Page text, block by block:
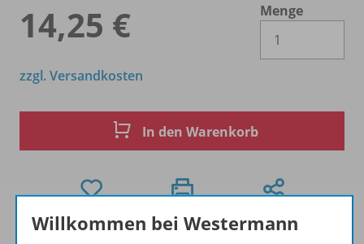
14,25 €
Menge
zzgl. Versandkosten
In den Warenkorb
Willkommen bei Westermann